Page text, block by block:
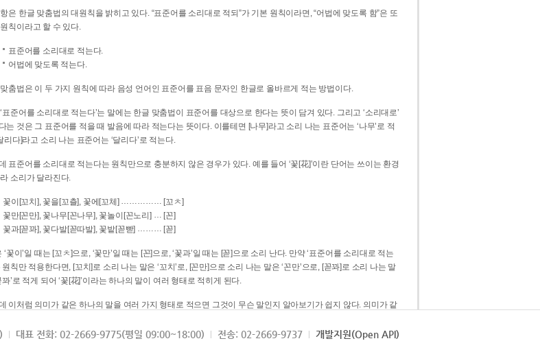
은 한글 맞춤법의 대원칙을 밝히고 있다. “표준어를 소리대로 적되”가 기본 원칙이라면, “어법에 맞도록 함”은 또
칙이라고 할 수 있다.
표준어를 소리대로 적는다.
어법에 맞도록 적는다.
춤법은 이 두 가지 원칙에 따라 음성 언어인 표준어를 표음 문자인 한글로 올바르게 적는 방법이다.
표준어를 소리대로 적는다’는 말에는 한글 맞춤법이 표준어를 대상으로 한다는 뜻이 담겨 있다. 그리고 ‘소리대로’
은 그 표준어를 적을 때 발음에 따라 적는다는 뜻이다. 이를테면 [나무]라고 소리 나는 표준어는 ‘나무’로 적
리다]라고 소리 나는 표준어는 ‘달리다’로 적는다.
표준어를 소리대로 적는다는 원칙만으로 충분하지 않은 경우가 있다. 예를 들어 ‘꽃[花]’이란 단어는 쓰이는 환경
소리가 달라진다.
꽃이[꼬치], 꽃을[꼬츨], 꽃에[꼬체] …………… [꼬ㅊ]
꽃만[꼰만], 꽃나무[꼰나무], 꽃놀이[꼰노리] … [꼰]
꽃과[꼳꽈], 꽃다발[꼳따발], 꽃밭[꼳빧] ……… [꼳]
‘꽃이’일 때는 [꼬ㅊ]으로, ‘꽃만’일 때는 [꼰]으로, ‘꽃과’일 때는 [꼳]으로 소리 난다. 만약 ‘표준어를 소리대로 적는
적용한다면, [꼬치]로 소리 나는 말은 ‘꼬치’로, [꼰만]으로 소리 나는 말은 ‘꼰만’으로, [꼳꽈]로 소리 나는 말
꽈’로 적게 되어 ‘꽃[花]’이라는 하나의 말이 여러 형태로 적히게 된다.
이처럼 의미가 같은 하나의 말을 여러 가지 형태로 적으면 그것이 무슨 말인지 알아보기가 쉽지 않다. 의미가 같
는 것이 의미를 파악하는 데 효과적이다.
대표 전화: 02-2669-9775(평일 09:00~18:00) 전송: 02-2669-9737 개발지원(Open API)